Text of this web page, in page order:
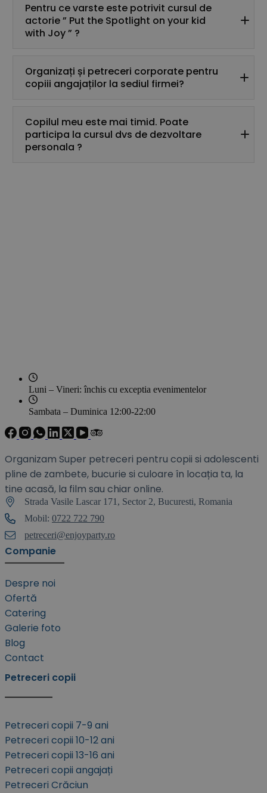
Pentru ce varste este potrivit cursul de
actorie ” Put the Spotlight on your kid
with Joy ” ?
Trimite-ne
Organizați și petreceri corporate pentru
copiii angajaților la sediul firmei?
Copilul meu este mai timid. Poate
participa la cursul dvs de dezvoltare
personala ?
Luni – Vineri: închis cu exceptia evenimentelor
Sambata – Duminica 12:00-22:00
Organizam Super petreceri pentru copii si adolescenti
pline de zambete, bucurie si culoare în locația ta, la
tine acasă, la film sau chiar online.
Strada Vasile Lascar 171, Sector 2, Bucuresti, Romania
Mobil: 0722 722 790
petreceri@enjoyparty.ro
Companie
Despre noi
Ofertă
Catering
Galerie foto
Blog
Contact
Petreceri copii
Petreceri copii 7-9 ani
Petreceri copii 10-12 ani
Petreceri copii 13-16 ani
Petreceri copii angajați
Petreceri Crăciun